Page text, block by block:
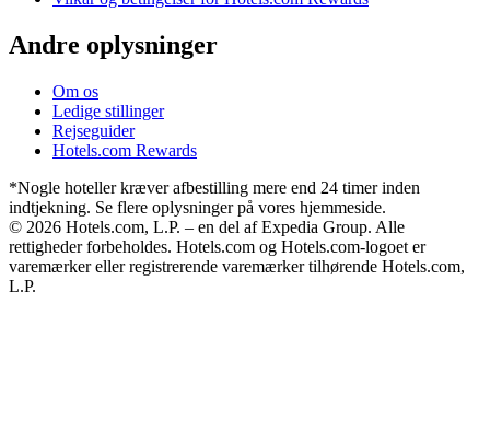
Andre oplysninger
Om os
Ledige stillinger
Rejseguider
Hotels.com Rewards
*Nogle hoteller kræver afbestilling mere end 24 timer inden
indtjekning. Se flere oplysninger på vores hjemmeside.
© 2026 Hotels.com, L.P. – en del af Expedia Group. Alle
rettigheder forbeholdes. Hotels.com og Hotels.com-logoet er
varemærker eller registrerende varemærker tilhørende Hotels.com,
L.P.